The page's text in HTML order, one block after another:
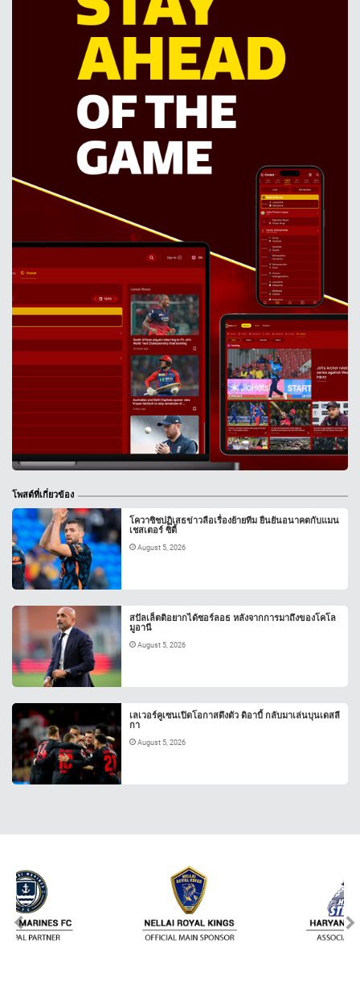
โพสต์ที่เกี่ยวข้อง
โควาซิชปฏิเสธข่าวลือเรื่องย้ายทีม ยืนยันอนาคตกับแมน
เชสเตอร์ ซิตี้
August 5, 2026
สปัลเล็ตติอยากได้ซอร์ลอธ หลังจากการมาถึงของโคโล
มูอานี
August 5, 2026
เลเวอร์คูเซนเปิดโอกาสดึงตัว ดิอาบี้ กลับมาเล่นบุนเดสลี
กา
August 5, 2026